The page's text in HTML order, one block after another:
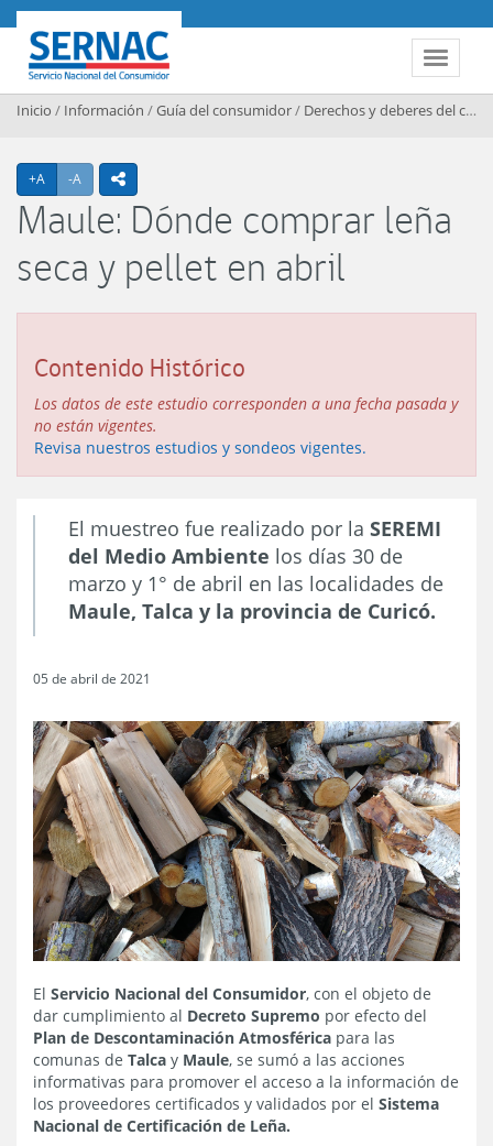
Contenido principal
Toggle
SERNAC
Inicio / Información /Guía del consumidor/ Derechos y deberes del consumidor
+A Agrandar texto
-A Achicar textoicono compartir
Maule: Dónde comprar leña
seca y pellet en abril
Contenido Histórico
Los datos de este estudio corresponden a una fecha pasada y
no están vigentes.
Revisa nuestros estudios y sondeos vigentes.
El muestreo fue realizado por la SEREMI
del Medio Ambiente los días 30 de
marzo y 1° de abril en las localidades de
Maule, Talca y la provincia de Curicó.
05 de abril de 2021
El Servicio Nacional del Consumidor, con el objeto de
dar cumplimiento al Decreto Supremo por efecto del
Plan de Descontaminación Atmosférica para las
comunas de Talca y Maule, se sumó a las acciones
informativas para promover el acceso a la información de
los proveedores certificados y validados por el Sistema
Nacional de Certificación de Leña.